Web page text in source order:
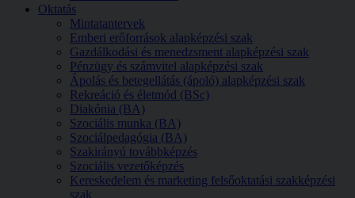
Oktatás
Mintatantervek
Emberi erőforrások alapképzési szak
Gazdálkodási és menedzsment alapképzési szak
Pénzügy és számvitel alapképzési szak
Ápolás és betegellátás (ápoló) alapképzési szak
Rekreáció és életmód (BSc)
Diakónia (BA)
Szociális munka (BA)
Szociálpedagógia (BA)
Szakirányú továbbképzés
Szociális vezetőképzés
Kereskedelem és marketing felsőoktatási szakképzési
szak